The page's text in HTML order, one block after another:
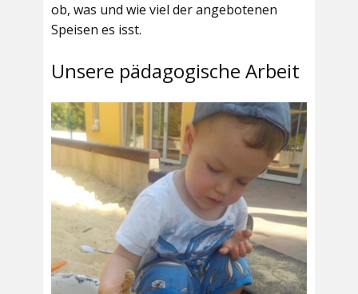
ob, was und wie viel der angebotenen
Speisen es isst.
Unsere pädagogische Arbeit